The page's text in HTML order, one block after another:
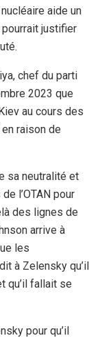
aide un
justifier
chef du parti
2023 que
au cours des
raison de
sa neutralité et
l’OTAN pour
des lignes de
arrive à
les
à Zelensky qu’il
qu’il fallait se
pour qu’il